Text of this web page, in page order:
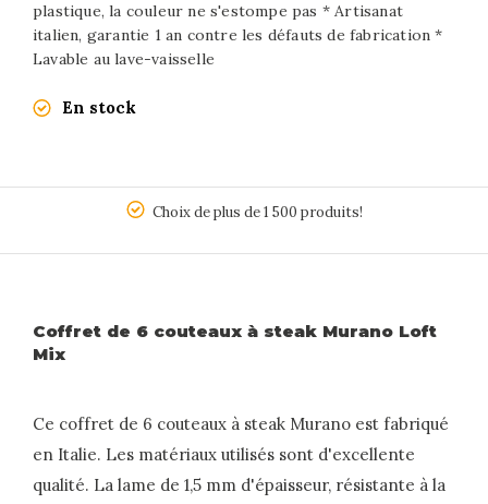
plastique, la couleur ne s'estompe pas * Artisanat
italien, garantie 1 an contre les défauts de fabrication *
Lavable au lave-vaisselle
En stock
Choix de plus de 1 500 produits!
Coffret de 6 couteaux à steak Murano Loft
Mix
Ce coffret de 6 couteaux à steak Murano est fabriqué
en Italie. Les matériaux utilisés sont d'excellente
qualité. La lame de 1,5 mm d'épaisseur, résistante à la